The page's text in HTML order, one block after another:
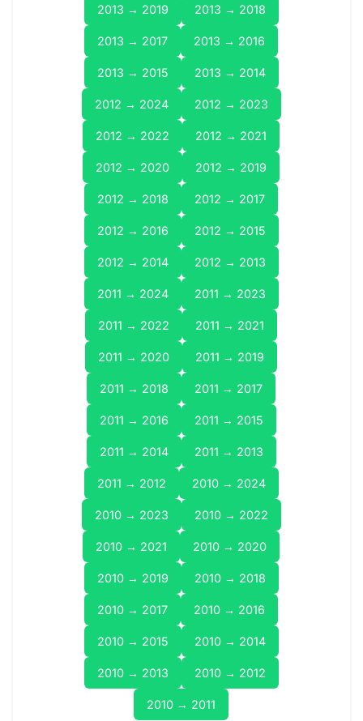
2013 → 2019 2013 → 2018
2013 → 2017 2013 → 2016
2013 → 2015 2013 → 2014
2012 → 2024 2012 → 2023
2012 → 2022 2012 → 2021
2012 → 2020 2012 → 2019
2012 → 2018 2012 → 2017
2012 → 2016 2012 → 2015
2012 → 2014 2012 → 2013
2011 → 2024 2011 → 2023
2011 → 2022 2011 → 2021
2011 → 2020 2011 → 2019
2011 → 2018 2011 → 2017
2011 → 2016 2011 → 2015
2011 → 2014 2011 → 2013
2011 → 2012 2010 → 2024
2010 → 2023 2010 → 2022
2010 → 2021 2010 → 2020
2010 → 2019 2010 → 2018
2010 → 2017 2010 → 2016
2010 → 2015 2010 → 2014
2010 → 2013 2010 → 2012
2010 → 2011